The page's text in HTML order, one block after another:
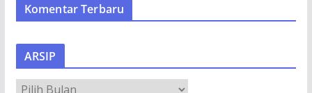
Komentar Terbaru
ARSIP